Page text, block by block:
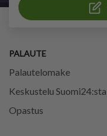
PALAUTE
Palautelomake
Keskustelu Suomi24:sta
Opastus